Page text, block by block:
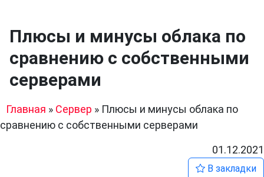
Плюсы и минусы облака по
сравнению с собственными
серверами
Главная » Сервер » Плюсы и минусы облака по
сравнению с собственными серверами
01.12.2021
В закладки